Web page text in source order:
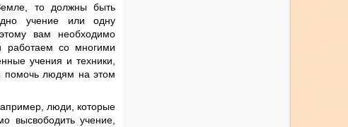
то должны быть
учение или одну
вам необходимо
со многими
учения и техники,
помочь людям на этом
люди, которые
высвободить учение,